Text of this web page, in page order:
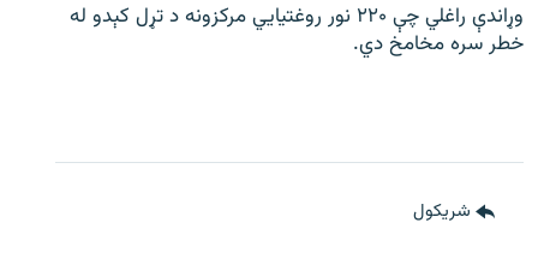
وړاندې راغلي چې ۲۲۰ نور روغتیایي مرکزونه د تړل کېدو له
خطر سره مخامخ دي.
شريکول